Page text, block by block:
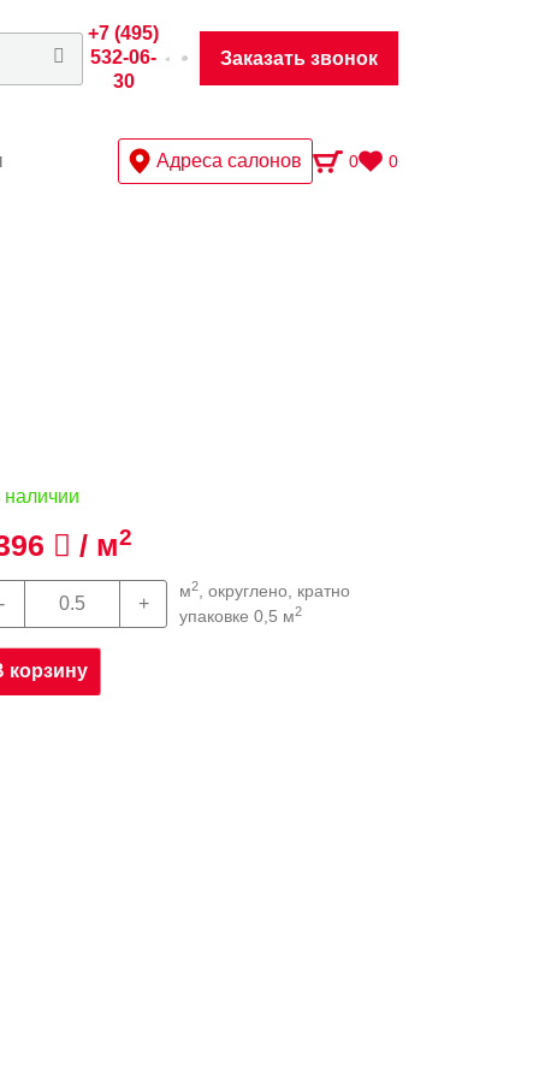
+7 (495)
532-06-
30
Заказать звонок
Адреса салонов 0 0
наличии
/ м2
м2, округлено, кратно
упаковке 0,5 м2
корзину